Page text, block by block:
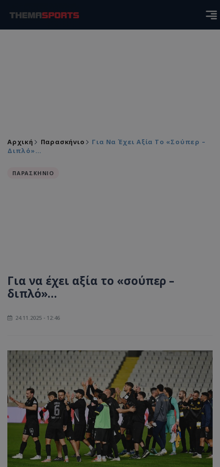
Αρχική Παρασκήνιο
Για Να Έχει Αξία Το «σούπερ –
Διπλό»…
ΠΑΡΑΣΚΗΝΙΟ
Για να έχει αξία το «σούπερ –
διπλό»…
24.11.2025 - 12:46